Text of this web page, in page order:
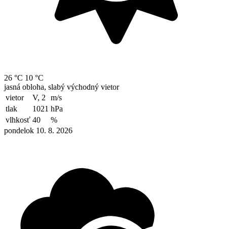
26 °C 10 °C
jasná obloha, slabý východný vietor
vietor
V, 2
m/s
tlak
1021 hPa
vlhkosť 40
%
pondelok 10. 8. 2026